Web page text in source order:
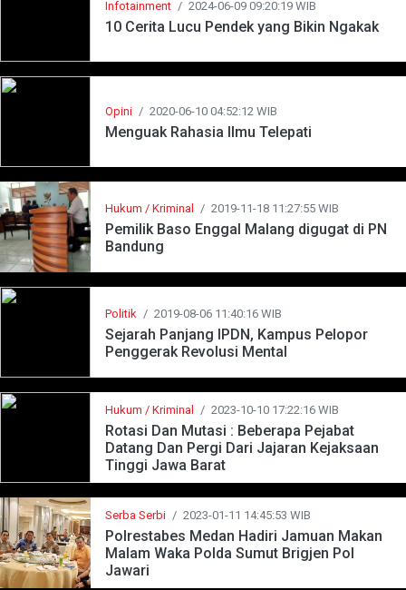
Infotainment / 2024-06-09 09:20:19 WIB
10 Cerita Lucu Pendek yang Bikin Ngakak
Opini / 2020-06-10 04:52:12 WIB
Menguak Rahasia Ilmu Telepati
Hukum / Kriminal / 2019-11-18 11:27:55 WIB
Pemilik Baso Enggal Malang digugat di PN
Bandung
Politik / 2019-08-06 11:40:16 WIB
Sejarah Panjang IPDN, Kampus Pelopor
Penggerak Revolusi Mental
Hukum / Kriminal / 2023-10-10 17:22:16 WIB
Rotasi Dan Mutasi : Beberapa Pejabat
Datang Dan Pergi Dari Jajaran Kejaksaan
Tinggi Jawa Barat
Serba Serbi / 2023-01-11 14:45:53 WIB
Polrestabes Medan Hadiri Jamuan Makan
Malam Waka Polda Sumut Brigjen Pol
Jawari